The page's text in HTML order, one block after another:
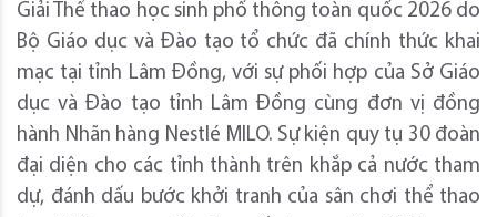
Giải Thể thao học sinh phổ thông toàn quốc 2026 do
Bộ Giáo dục và Đào tạo tổ chức đã chính thức khai
mạc tại tỉnh Lâm Đồng, với sự phối hợp của Sở Giáo
dục và Đào tạo tỉnh Lâm Đồng cùng đơn vị đồng
hành Nhãn hàng Nestlé MILO. Sự kiện quy tụ 30 đoàn
đại diện cho các tỉnh thành trên khắp cả nước tham
dự, đánh dấu bước khởi tranh của sân chơi thể thao